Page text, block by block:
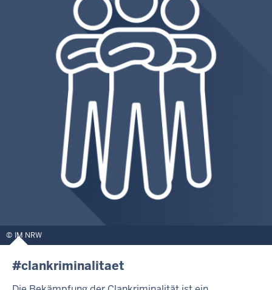
IM NRW
#clankriminalitaet